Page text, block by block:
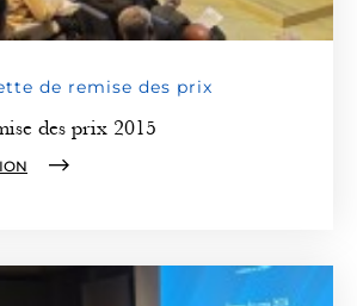
de remise des prix
des prix 2015